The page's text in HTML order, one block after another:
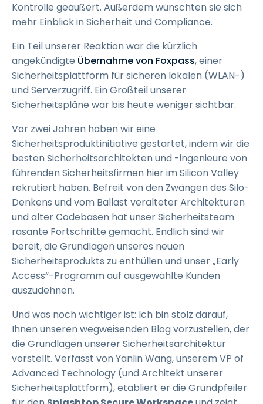
Kontrolle geäußert. Außerdem wünschten sie sich
mehr Einblick in Sicherheit und Compliance.
Ein Teil unserer Reaktion war die kürzlich
angekündigte Übernahme von Foxpass, einer
Sicherheitsplattform für sicheren lokalen (WLAN-)
und Serverzugriff. Ein Großteil unserer
Sicherheitspläne war bis heute weniger sichtbar.
Vor zwei Jahren haben wir eine
Sicherheitsproduktinitiative gestartet, indem wir die
besten Sicherheitsarchitekten und -ingenieure von
führenden Sicherheitsfirmen hier im Silicon Valley
rekrutiert haben. Befreit von den Zwängen des Silo-
Denkens und vom Ballast veralteter Architekturen
und alter Codebasen hat unser Sicherheitsteam
rasante Fortschritte gemacht. Endlich sind wir
bereit, die Grundlagen unseres neuen
Sicherheitsprodukts zu enthüllen und unser „Early
Access“-Programm auf ausgewählte Kunden
auszudehnen.
Und was noch wichtiger ist: Ich bin stolz darauf,
Ihnen unseren wegweisenden Blog vorzustellen, der
die Grundlagen unserer Sicherheitsarchitektur
vorstellt. Verfasst von Yanlin Wang, unserem VP of
Advanced Technology (und Architekt unserer
Sicherheitsplattform), etabliert er die Grundpfeiler